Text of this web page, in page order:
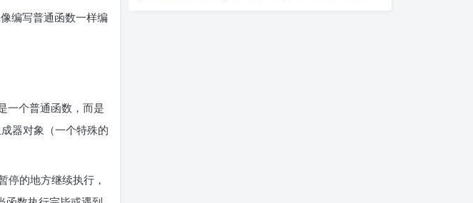
编写普通函数一样编
一个普通函数，而是
器对象（一个特殊的
停的地方继续执行，